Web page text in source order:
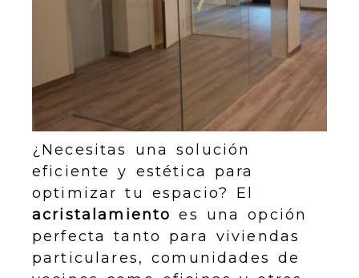
¿Necesitas una solución
eficiente y estética para
optimizar tu espacio? El
acristalamiento es una opción
perfecta tanto para viviendas
particulares, comunidades de